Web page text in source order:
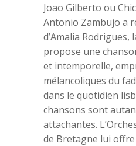
Joao Gilberto ou
Antonio Zambujo a
d’Amalia Rodrigues,
propose une
et intemporelle,
mélancoliques du
dans le quotidien
chansons sont
attachantes.
de Bretagne lui